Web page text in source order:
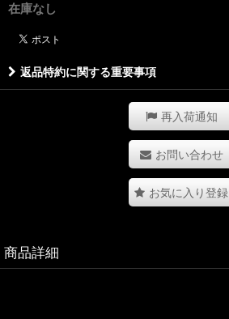
在庫なし
返品特約に関する重要事項
再入荷通知
お問い合わせ
お気に入り登録
商品詳細